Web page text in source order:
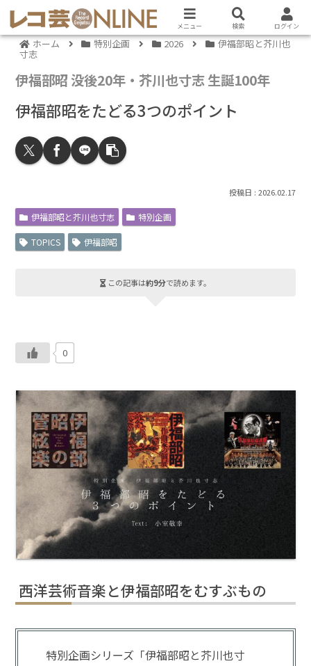
ホーム 特別企画 2026 伊福部昭と芥川也
寸志
伊福部昭 没後20年・芥川也寸志 生誕100年
伊福部昭をたどる3つのポイント
2026.02.17
伊福部昭と芥川也寸志 特別企画
TOPICS 伊福部昭
この記事は約9分で読めます。
0
西洋芸術音楽と伊福部昭をむすぶもの
特別企画シリーズ「伊福部昭と芥川也寸
メニュー 検索 ログイン